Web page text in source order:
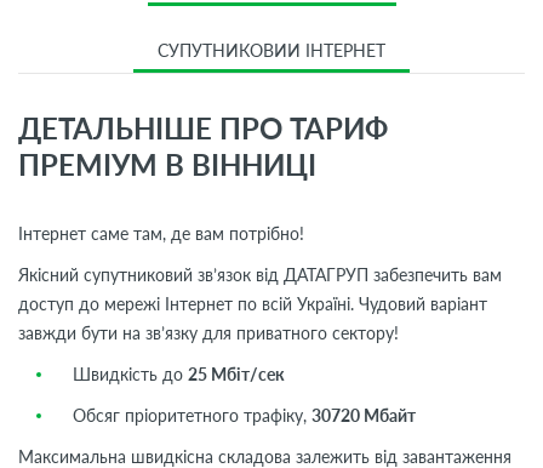
СУПУТНИКОВИЙ ІНТЕРНЕТ
ДЕТАЛЬНІШЕ ПРО ТАРИФ
ПРЕМІУМ В ВІННИЦІ
Інтернет саме там, де вам потрібно!
Якісний супутниковий зв’язок від ДАТАГРУП забезпечить вам
доступ до мережі Інтернет по всій Україні. Чудовий варіант
завжди бути на зв’язку для приватного сектору!
Швидкість до 25 Мбіт/сек
Обсяг пріоритетного трафіку, 30720 Мбайт
Максимальна швидкісна складова залежить від завантаження